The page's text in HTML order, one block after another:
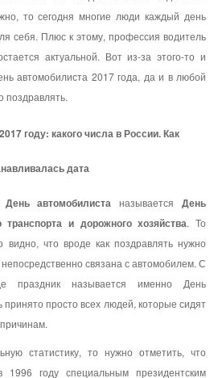
то сегодня многие люди каждый день
себя. Плюс к этому, профессия водитель
актуальной. Вот из-за этого-то и
автомобилиста 2017 года, да и в любой
поздравлять.
году: какого числа в России. Как
дата
День автомобилиста называетсяДень
транспорта и дорожного хозяйства. То
видно, что вроде как поздравлять нужно
связана с автомобилем. С
праздник называется именно День
просто всех людей, которые сидят
статистику, то нужно отметить, что
году специальным президентским